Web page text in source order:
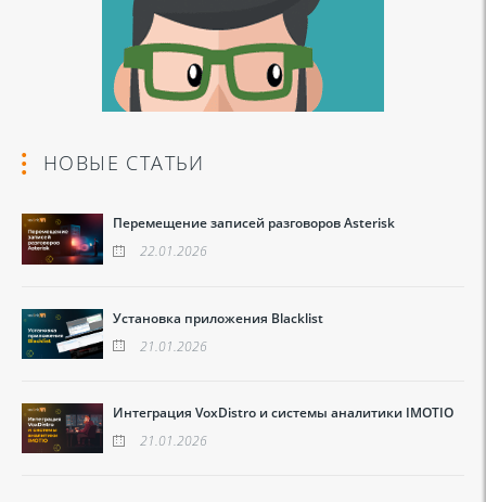
НОВЫЕ СТАТЬИ
Перемещение записей разговоров Asterisk
22.01.2026
Установка приложения Blacklist
21.01.2026
Интеграция VoxDistro и системы аналитики IMOTIO
21.01.2026